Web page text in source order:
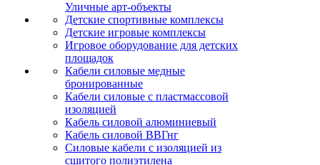
Уличные арт-объекты
Детские спортивные комплексы
Детские игровые комплексы
Игровое оборудование для детских
площадок
Кабели силовые медные
бронированные
Кабели силовые с пластмассовой
изоляцией
Кабель силовой алюминиевый
Кабель силовой ВВГнг
Силовые кабели с изоляцией из
сшитого полиэтилена